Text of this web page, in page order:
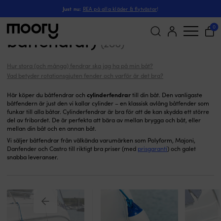
Just nu: REA på alla kläder & flytvästar!
efter:
0
Cylinderfendrar (klassiska
båtfendrar) (286)
Hur stora (och många) fendrar ska jag ha på min båt?
Vad betyder rotationsgjuten fender och varför är det bra?
Här köper du båtfendrar och cylinderfendrartill din båt. Den vanligaste
båtfendern är just den vi kallar cylinder – en klassisk avlång båtfender som
funkar till alla båtar. Cylinderfendrar är bra för att de kan skydda ett större
del av fribordet. De är perfekta att bära av mellan brygga och båt, eller
mellan din båt och en annan båt.
Vi säljer båtfendrar från välkända varumärken som Polyform, Majoni,
Danfender och Castro till riktigt bra priser (med prisgaranti) och galet
snabba leveranser.